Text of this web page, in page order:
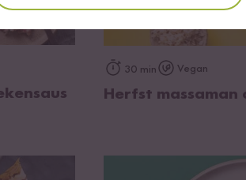
30 min Vegan
Herfst